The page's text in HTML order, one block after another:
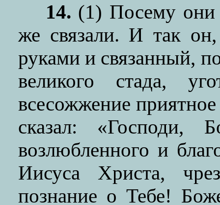
14. (1) Посему они
же связали. И так
руками и связанный,
великого стада,
всесожжение
сказал: «Господи,
возлюбленного и
Иисуса Христа,
познание о Тебе!